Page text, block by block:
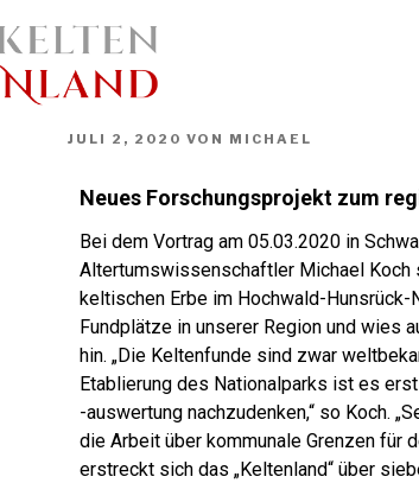
JULI 2, 2020 VON MICHAEL
Neues Forschungsprojekt zum
Bei dem Vortrag am 05.03.2020 in
Altertumswissenschaftler Michael Koch
keltischen Erbe im Hochwald-
Fundplätze in unserer Region und wies
hin. „Die Keltenfunde sind zwar
Etablierung des Nationalparks ist es
-auswertung nachzudenken,“ so Koch.
die Arbeit über kommunale Grenzen für
erstreckt sich das „Keltenland“ über